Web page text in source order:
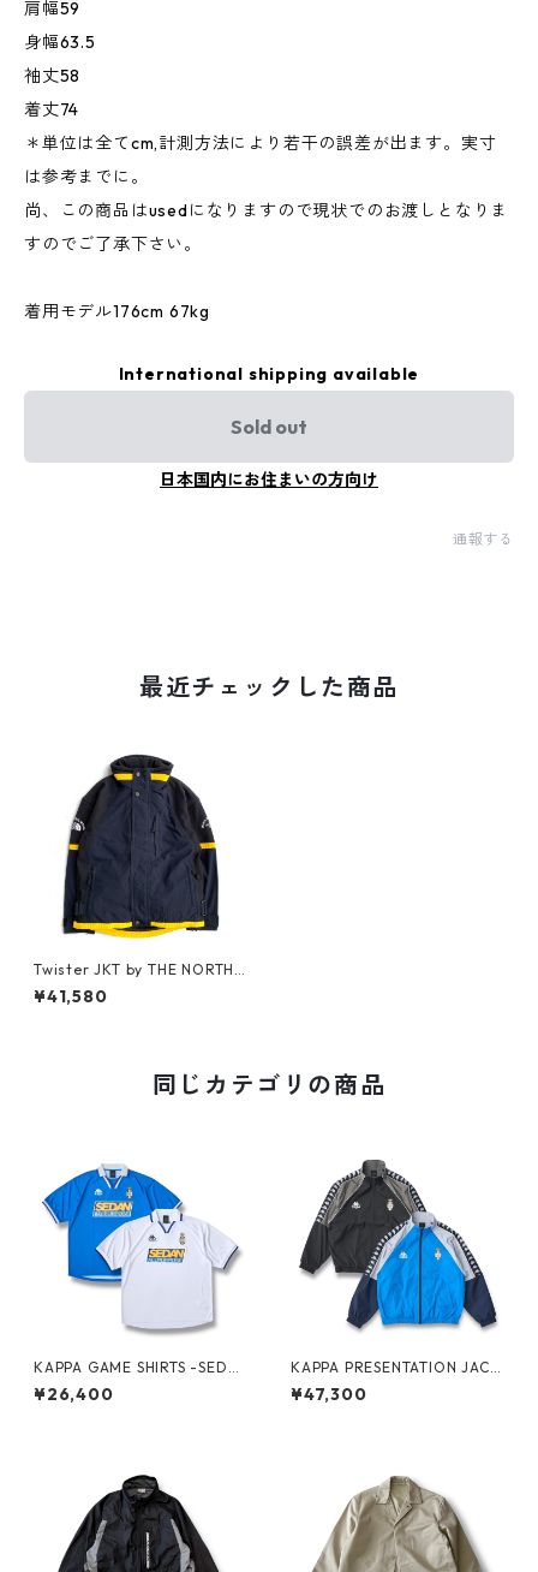
肩幅59
身幅63.5
袖丈58
着丈74
＊単位は全てcm,計測方法により若干の誤差が出ます。実寸
は参考までに。
尚、この商品はusedになりますので現状でのお渡しとなりま
すのでご了承下さい。
着用モデル176cm 67kg
International shipping available
Sold out
日本国内にお住まいの方向け
通報する
最近チェックした商品
Twister JKT by THE NORTH F
ACE
¥41,580
同じカテゴリの商品
KAPPA GAME SHIRTS -SEDA
N ALL-PURPOSE-
¥26,400
KAPPA PRESENTATION JACK
ET -SEDAN ALL-PURPOSE-
¥47,300